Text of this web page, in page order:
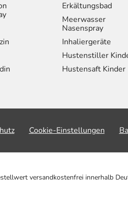
Erkältungsbad
Meerwasser
Nasenspray
Inhaliergeräte
Hustenstiller
Hustensaft Kinder
Cookie-Einstellungen
versandkostenfrei innerhalb